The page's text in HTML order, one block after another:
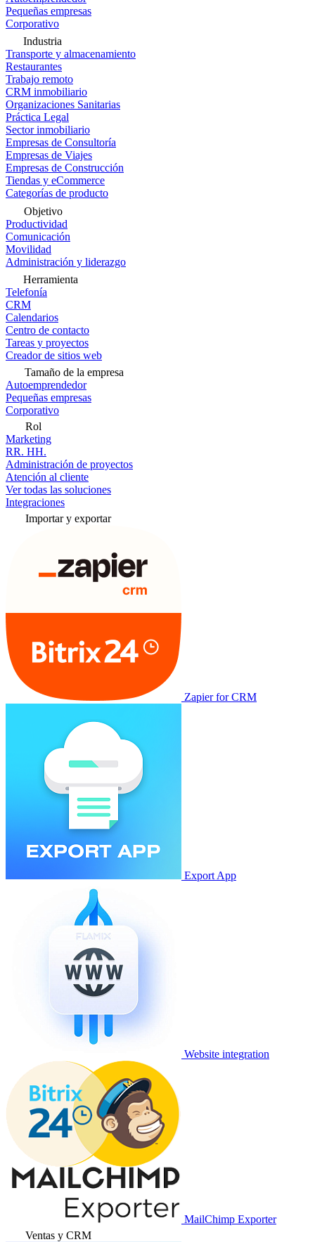
Pequeñas empresas
Corporativo
Industria
Transporte y almacenamiento
Restaurantes
Trabajo remoto
CRM inmobiliario
Organizaciones Sanitarias
Práctica Legal
Sector inmobiliario
Empresas de Consultoría
Empresas de Viajes
Empresas de Construcción
Tiendas y eCommerce
Categorías de producto
Objetivo
Productividad
Comunicación
Movilidad
Administración y liderazgo
Herramienta
Telefonía
CRM
Calendarios
Centro de contacto
Tareas y proyectos
Creador de sitios web
Tamaño de la empresa
Autoemprendedor
Pequeñas empresas
Corporativo
Rol
Marketing
RR. HH.
Administración de proyectos
Atención al cliente
Ver todas las soluciones
Integraciones
Importar y exportar
Zapier for CRM
Export App
Website integration
MailChimp Exporter
Ventas y CRM